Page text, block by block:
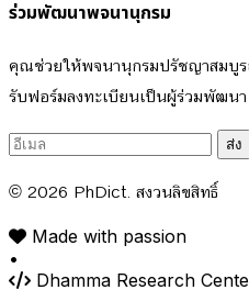
ร่วมพัฒนาพจนานุกรม
คุณช่วยให้พจนานุกรมปรัชญาสมบูร
รับฟอร์มลงทะเบียนเป็นผู้ร่วมพัฒนา
ส่ง
© 2026 PhDict. สงวนลิขสิทธิ์
Made with passion
•
Dhamma Research